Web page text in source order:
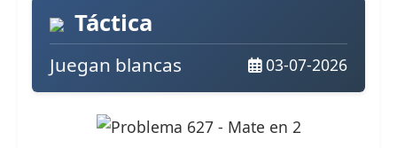
Táctica
Juegan blancas 03-07-2026